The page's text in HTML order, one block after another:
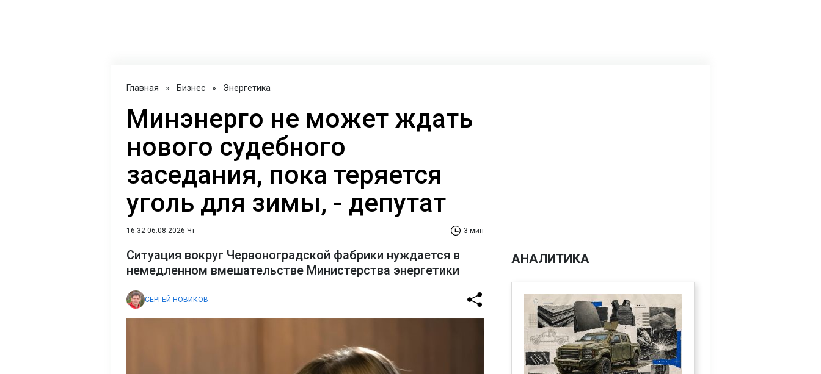
Главная » Бизнес » Энергетика
Минэнерго не может ждать
нового судебного
заседания, пока теряется
уголь для зимы, - депутат
16:32 06.08.2026 Чт 3 мин
Ситуация вокруг Червоноградской фабрики нуждается в
немедленном вмешательстве Министерства энергетики
СЕРГЕЙ НОВИКОВ
АНАЛИТИКА